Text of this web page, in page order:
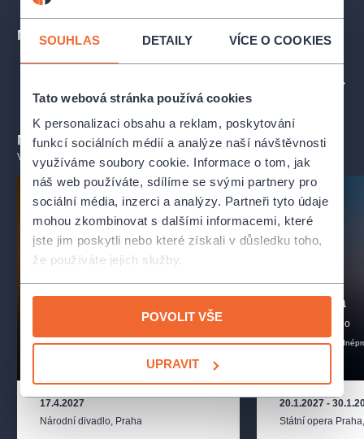
SOUHLAS DETAILY VÍCE O COOKIES
Tato webová stránka používá cookies
K personalizaci obsahu a reklam, poskytování
funkcí sociálních médií a analýze naší návštěvnosti
využíváme soubory cookie. Informace o tom, jak
náš web používáte, sdílíme se svými partnery pro
sociální média, inzerci a analýzy. Partneři tyto údaje
mohou zkombinovat s dalšími informacemi, které
jste jim poskytli nebo které získali v důsledku toho,
že používáte jejich služby.
POVOLIT VŠE
UPRAVIT
Premiéra 6. ledna 2026 ve Státní opeře
Orchestr Státní opery
Kühnův dětský sbor
Místa
Mohlo by se vám líbit
VŠECHNY TERMÍNY
Národní divadlo
národnídivadlo
17.4.2027
Národní divadlo Praha
Coppélia
Národní divadlo
balet
20.1.2027 -
Státní opera Praha